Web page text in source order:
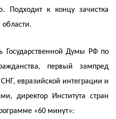
Подходит к концу зачистка
области.
Государственной Думы РФ по
первый зампред
евразийской интеграции и
директор Института стран
«60 минут»: